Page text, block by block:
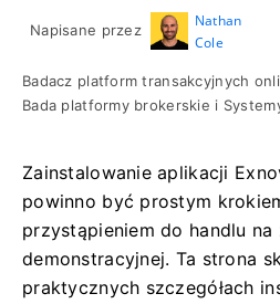
Napisane przez
Nathan
Cole
Badacz platform transakcyjnych
Bada platformy brokerskie i
Zainstalowanie aplikacji
powinno być prostym
przystąpieniem do handlu
demonstracyjnej. Ta strona
praktycznych szczegółach